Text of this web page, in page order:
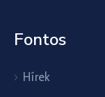
Fontos
Hírek